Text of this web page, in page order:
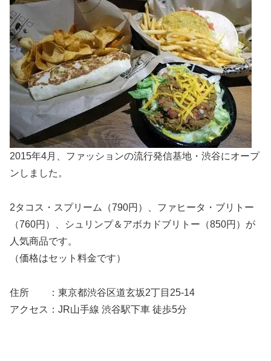
2015年4月、ファッションの流行発信基地・渋谷にオープ
ンしました。
2タコス・スプリーム（790円）、ファヒータ・ブリトー
（760円）、シュリンプ＆アボカドブリトー（850円）が
人気商品です。
（価格はセット料金です）
住所 ：東京都渋谷区道玄坂2丁目25-14
アクセス：JR山手線 渋谷駅下車 徒歩5分